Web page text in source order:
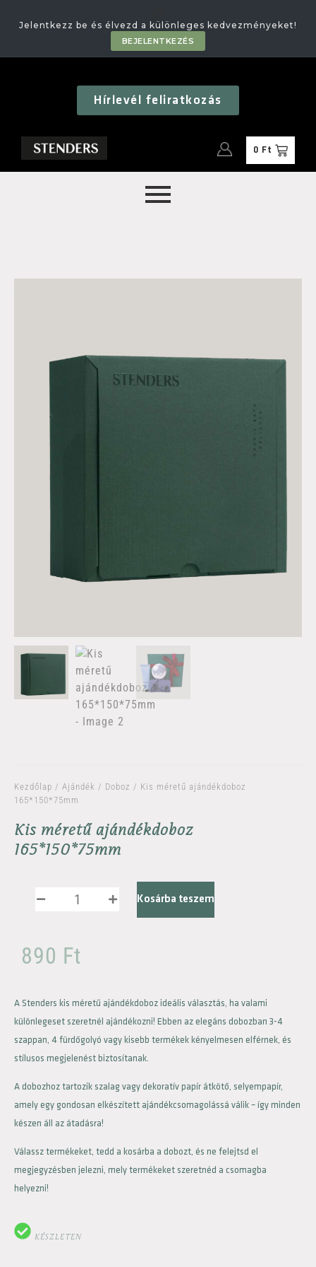
Jelentkezz be és élvezd a különleges kedvezményeket!
BEJELENTKEZÉS
Hírlevél feliratkozás
0 Ft
Kezdőlap / Ajándék / Doboz / Kis méretű ajándékdoboz
165*150*75mm
Kis méretű ajándékdoboz
165*150*75mm
Kosárba teszem
890 Ft
A Stenders kis méretű ajándékdoboz ideális választás, ha valami
különlegeset szeretnél ajándékozni! Ebben az elegáns dobozban 3-4
szappan, 4 fürdőgolyó vagy kisebb termékek kényelmesen elférnek, és
stílusos megjelenést biztosítanak.
A dobozhoz tartozik szalag vagy dekoratív papír átkötő, selyempapír,
amely egy gondosan elkészített ajándékcsomagolássá válik – így minden
készen áll az átadásra!
Válassz termékeket, tedd a kosárba a dobozt, és ne felejtsd el
megjegyzésben jelezni, mely termékeket szeretnéd a csomagba
helyezni!
KÉSZLETEN